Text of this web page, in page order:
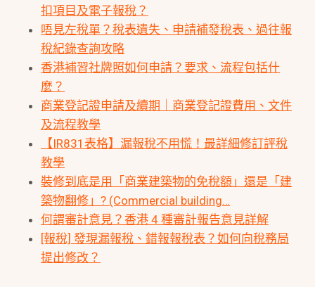
扣項目及電子報稅？
唔見左稅單？稅表遺失、申請補發稅表、過往報
稅紀錄查詢攻略
香港補習社牌照如何申請？要求、流程包括什
麼？
商業登記證申請及續期｜商業登記證費用、文件
及流程教學
【IR831表格】漏報稅不用慌！最詳細修訂評稅
教學
裝修到底是用「商業建築物的免稅額」還是「建
築物翻修」? (Commercial building…
何謂審計意見？香港 4 種審計報告意見詳解
[報稅] 發現漏報稅、錯報報稅表？如何向稅務局
提出修改？